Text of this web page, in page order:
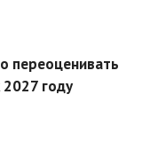
переоценивать
году